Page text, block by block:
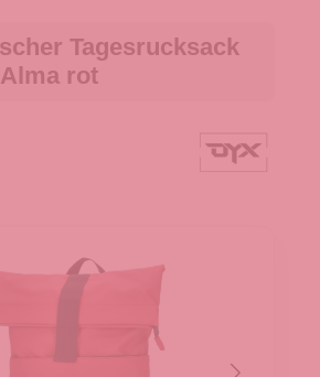
Tagesrucksack
rot